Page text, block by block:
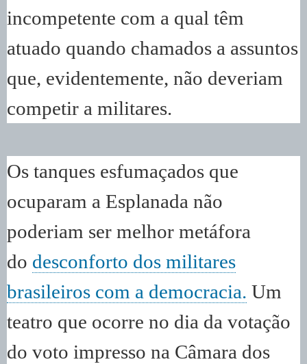
incompetente com a qual têm
atuado quando chamados a assuntos
que, evidentemente, não deveriam
competir a militares.
Os tanques esfumaçados que
ocuparam a Esplanada não
poderiam ser melhor metáfora
do desconforto dos militares
brasileiros com a democracia. Um
teatro que ocorre no dia da votação
do voto impresso na Câmara dos